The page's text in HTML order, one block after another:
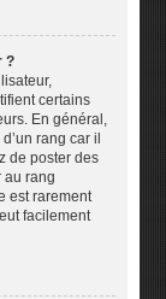
?
certains
En général,
rang car il
de poster des
au rang
est rarement
facilement